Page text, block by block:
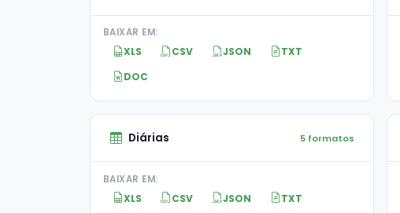
BAIXAR EM:
XLS CSV JSON
TXT
DOC
Diárias 5 formatos
BAIXAR EM:
XLS CSV JSON
TXT